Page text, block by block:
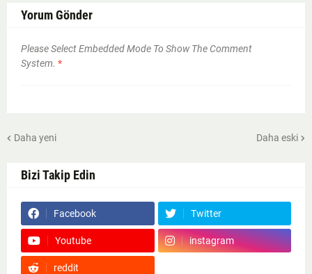
Yorum Gönder
Please Select Embedded Mode To Show The Comment
System. *
Daha yeni Daha eski
Bizi Takip Edin
Facebook Twitter
Youtube instagram
reddit